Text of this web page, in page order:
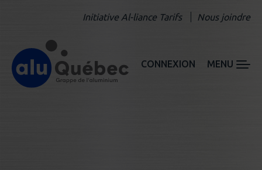
Initiative Al-liance Tarifs Nous joindre
CONNEXION MENU